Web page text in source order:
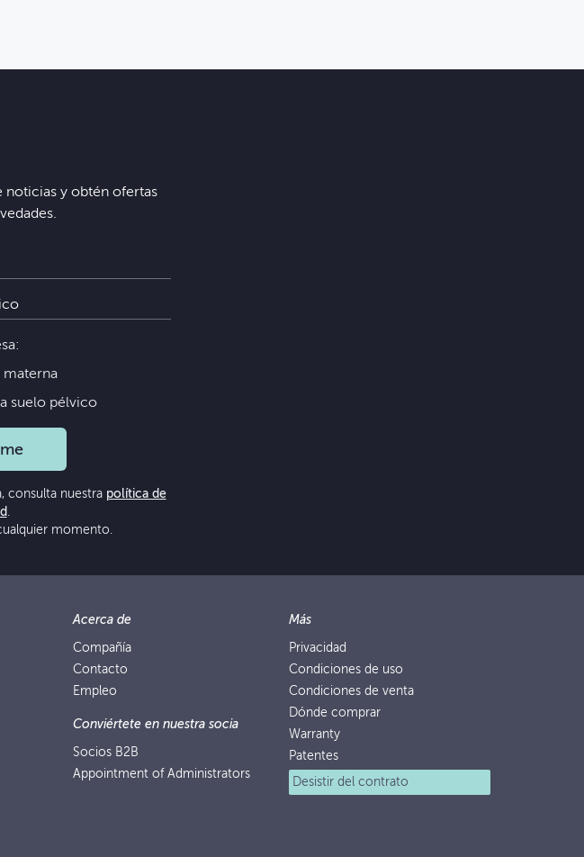
noticias y obtén ofertas
materna
suelo pélvico
consulta nuestra política de
.
momento.
Acerca de
Compañía
Contacto
Empleo
Conviértete en nuestra socia
Socios B2B
Appointment of Administrators
Más
Privacidad
Condiciones de uso
Condiciones de venta
Dónde comprar
Warranty
Patentes
Desistir del contrato